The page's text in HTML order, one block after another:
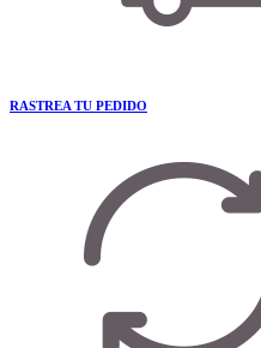
RASTREA TU PEDIDO